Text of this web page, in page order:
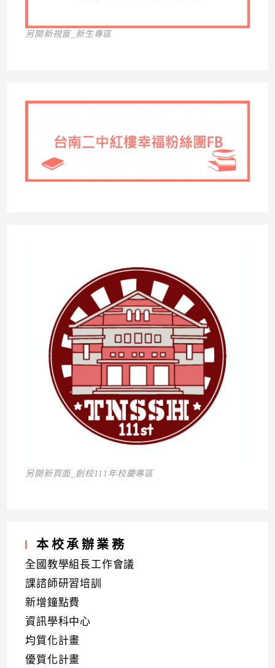
另開新視窗_新生專區
另開新頁面_創校111年校慶專區
本校承辦業務
全國教學組長工作會議
課諮師研習培訓
新增鐘點費
資訊學科中心
均質化計畫
優質化計畫